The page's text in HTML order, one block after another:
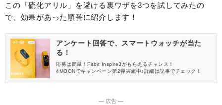
この「硫化アリル」を避ける裏ワザを3つを試してみたの
で、効果があった順番に紹介します！
アンケート回答で、スマートウォッチが当た
る！
応募は簡単！Fitbit Inspire3がもらえるチャンス！
4MOONでキャンペーン第2弾実施中♪詳細は記事でチェック！
― 広告 ―